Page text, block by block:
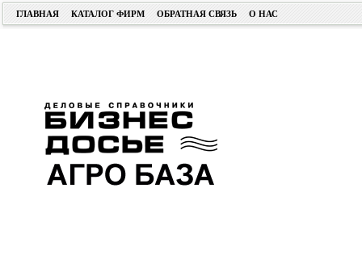
ГЛАВНАЯ КАТАЛОГ ФИРМ ОБРАТНАЯ СВЯЗЬ О НАС